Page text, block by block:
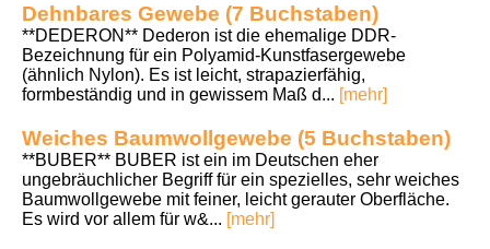
Dehnbares Gewebe (7 Buchstaben)
**DEDERON** Dederon ist die ehemalige DDR-
Bezeichnung für ein Polyamid-Kunstfasergewebe
(ähnlich Nylon). Es ist leicht, strapazierfähig,
formbeständig und in gewissem Maß d... [mehr]
Weiches Baumwollgewebe (5 Buchstaben)
**BUBER** BUBER ist ein im Deutschen eher
ungebräuchlicher Begriff für ein spezielles, sehr weiches
Baumwollgewebe mit feiner, leicht gerauter Oberfläche.
Es wird vor allem für w&... [mehr]